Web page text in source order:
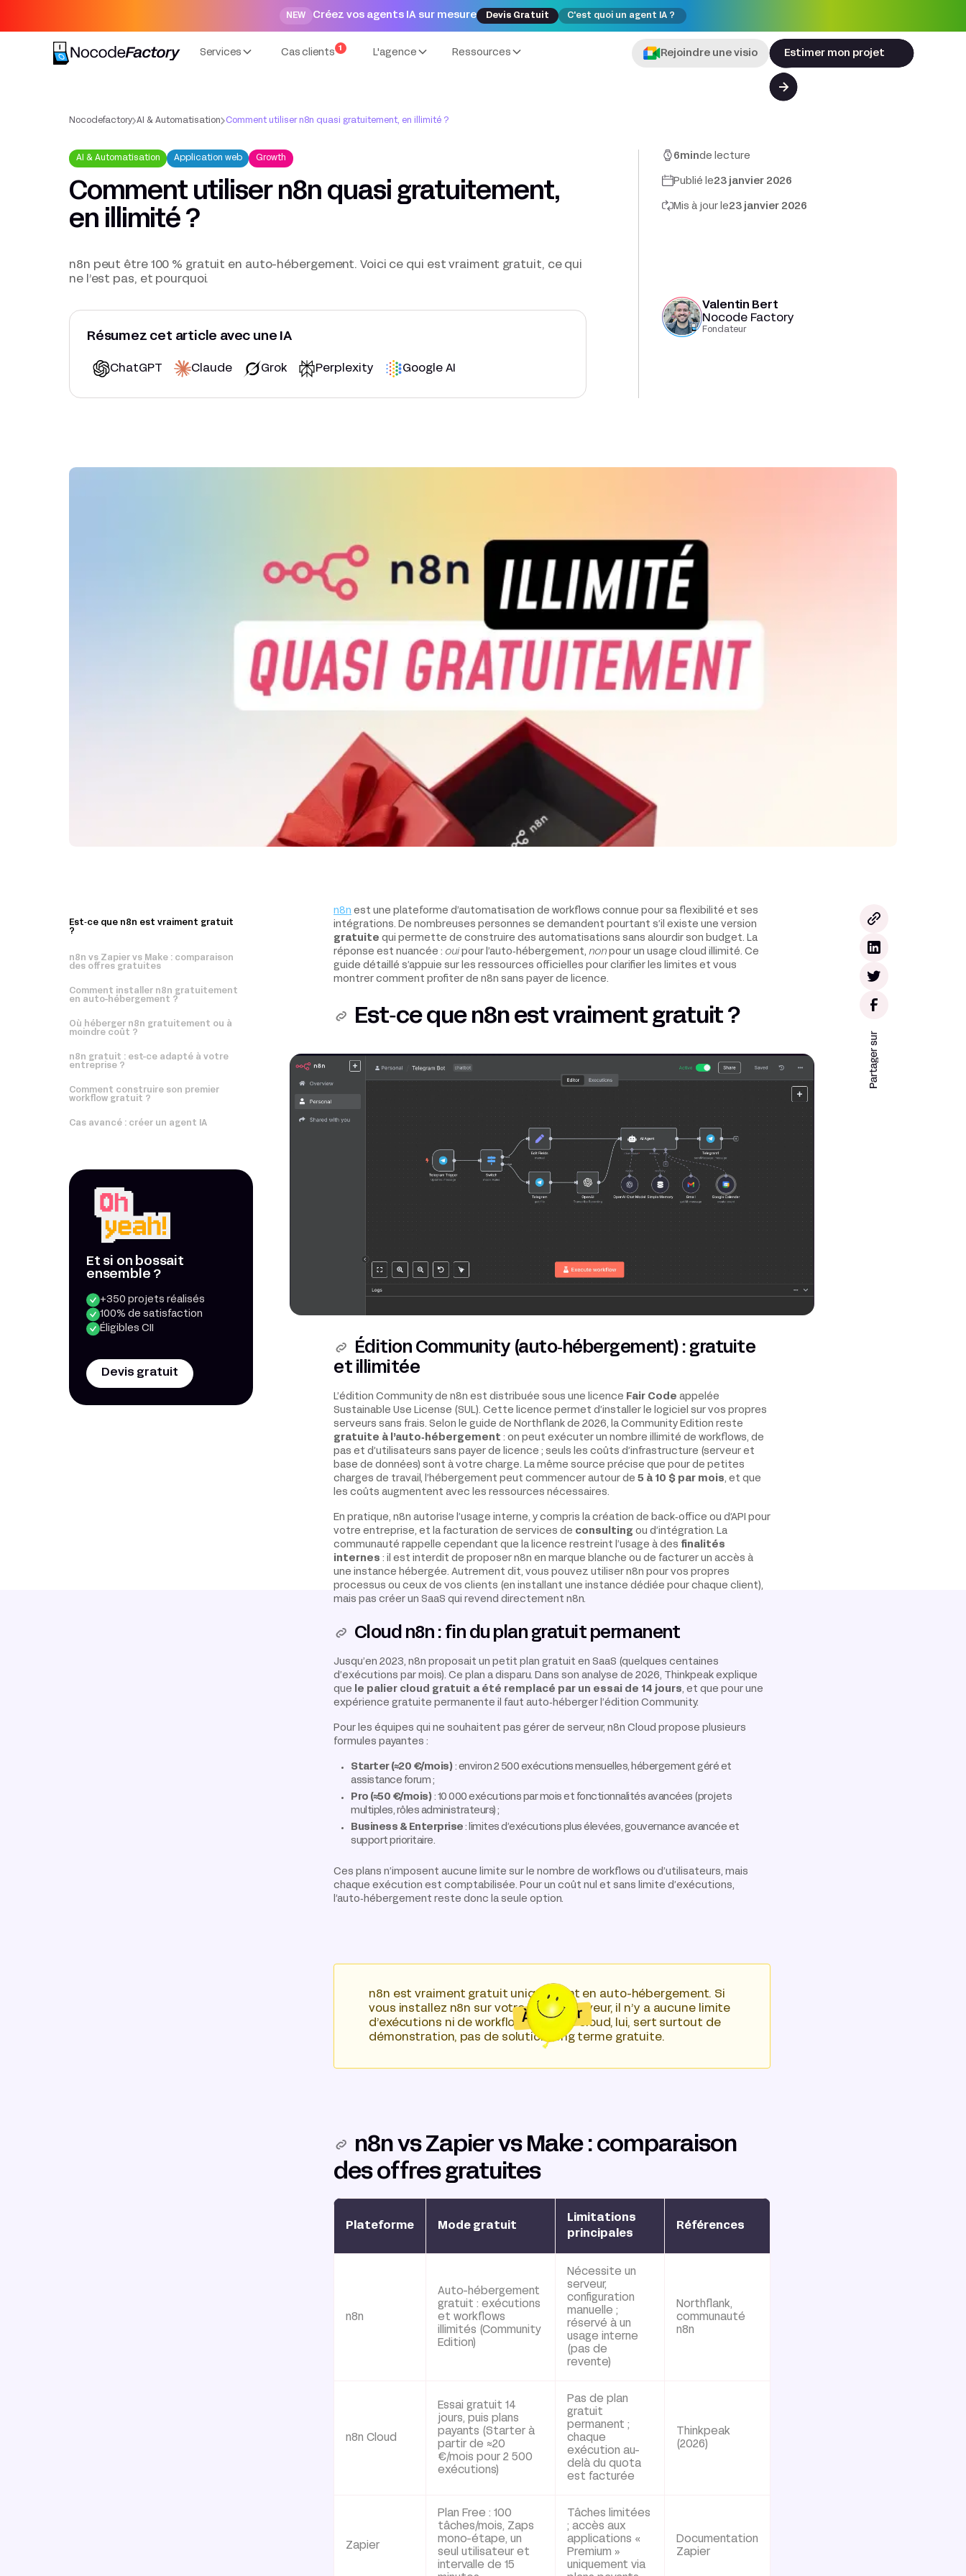
NEW Créez vos agents IA sur mesure Devis Gratuit C'est quoi un agent IA ?
Services Cas clients
1
L'agence Ressources Rejoindre une visio Estimer mon projet
Nocodefactory AI & Automatisation Comment utiliser n8n quasi gratuitement, en illimité ?
AI & Automatisation Application web Growth
Comment utiliser n8n quasi gratuitement,
en illimité ?
n8n peut être 100 % gratuit en auto-hébergement. Voici ce qui est vraiment gratuit, ce qui
ne l’est pas, et pourquoi.
Résumez cet article avec une IA
ChatGPT Claude Grok Perplexity Google AI
6minde lecture
Publié le23 janvier 2026
Mis à jour le23 janvier 2026
Valentin Bert
Nocode Factory
Fondateur
Est‑ce que n8n est vraiment gratuit
?
n8n vs Zapier vs Make : comparaison
des offres gratuites
Comment installer n8n gratuitement
en auto-hébergement ?
Où héberger n8n gratuitement ou à
moindre coût ?
n8n gratuit : est-ce adapté à votre
entreprise ?
Comment construire son premier
workflow gratuit ?
Cas avancé : créer un agent IA
Et si on bossait
ensemble ?
+350 projets réalisés
100% de satisfaction
Éligibles CII
Devis gratuit
n8n est une plateforme d’automatisation de workflows connue pour sa flexibilité et ses
intégrations. De nombreuses personnes se demandent pourtant s’il existe une version
gratuite qui permette de construire des automatisations sans alourdir son budget. La
réponse est nuancée : oui pour l’auto‑hébergement, non pour un usage cloud illimité. Ce
guide détaillé s’appuie sur les ressources officielles pour clarifier les limites et vous
montrer comment profiter de n8n sans payer de licence.
Est‑ce que n8n est vraiment gratuit ?
Édition Community (auto‑hébergement) : gratuite
et illimitée
L’édition Community de n8n est distribuée sous une licence Fair Code appelée
Sustainable Use License (SUL). Cette licence permet d’installer le logiciel sur vos propres
serveurs sans frais. Selon le guide de Northflank de 2026, la Community Edition reste
gratuite à l’auto‑hébergement : on peut exécuter un nombre illimité de workflows, de
pas et d’utilisateurs sans payer de licence ; seuls les coûts d’infrastructure (serveur et
base de données) sont à votre charge. La même source précise que pour de petites
charges de travail, l’hébergement peut commencer autour de 5 à 10 $ par mois, et que
les coûts augmentent avec les ressources nécessaires.
En pratique, n8n autorise l’usage interne, y compris la création de back‑office ou d’API pour
votre entreprise, et la facturation de services de consulting ou d’intégration. La
communauté rappelle cependant que la licence restreint l’usage à des finalités
internes : il est interdit de proposer n8n en marque blanche ou de facturer un accès à
une instance hébergée. Autrement dit, vous pouvez utiliser n8n pour vos propres
processus ou ceux de vos clients (en installant une instance dédiée pour chaque client),
mais pas créer un SaaS qui revend directement n8n.
Cloud n8n : fin du plan gratuit permanent
Jusqu’en 2023, n8n proposait un petit plan gratuit en SaaS (quelques centaines
d’exécutions par mois). Ce plan a disparu. Dans son analyse de 2026, Thinkpeak explique
que
le palier cloud gratuit a été remplacé par un essai de 14 jours, et que pour une
expérience gratuite permanente il faut auto‑héberger l’édition Community.
Pour les équipes qui ne souhaitent pas gérer de serveur, n8n Cloud propose plusieurs
formules payantes :
Starter (≈20 €/mois) : environ 2 500 exécutions mensuelles, hébergement géré et
assistance forum ;
Pro (≈50 €/mois) : 10 000 exécutions par mois et fonctionnalités avancées (projets
multiples, rôles administrateurs) ;
Business & Enterprise : limites d’exécutions plus élevées, gouvernance avancée et
support prioritaire.
Ces plans n’imposent aucune limite sur le nombre de workflows ou d’utilisateurs, mais
chaque exécution est comptabilisée. Pour un coût nul et sans limite d’exécutions,
l’auto‑hébergement reste donc la seule option.
n8n est vraiment gratuit uniquement en auto-hébergement. Si
vous installez n8n sur votre propre serveur, il n’y a aucune limite
d’exécutions ni de workflows. Le plan cloud, lui, sert surtout de
démonstration, pas de solution long terme gratuite.
À retenir
n8n vs Zapier vs Make : comparaison
des offres gratuites
Plateforme Mode gratuit
Limitations
principales
Références
n8n
Auto-hébergement
gratuit : exécutions
et workflows
illimités (Community
Edition)
Nécessite un
serveur,
configuration
manuelle ;
réservé à un
usage interne
(pas de
revente)
Northflank,
communauté
n8n
n8n Cloud
Essai gratuit 14
jours, puis plans
payants (Starter à
partir de ≈20
€/mois pour 2 500
exécutions)
Pas de plan
gratuit
permanent ;
chaque
exécution au-
delà du quota
est facturée
Thinkpeak
(2026)
Zapier
Plan Free : 100
tâches/mois, Zaps
mono-étape, un
seul utilisateur et
intervalle de 15
Tâches limitées
; accès aux
applications «
Premium »
uniquement via
Documentation
Zapier